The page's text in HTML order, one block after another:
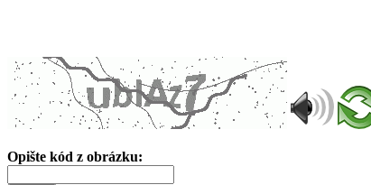
Opište kód z obrázku: